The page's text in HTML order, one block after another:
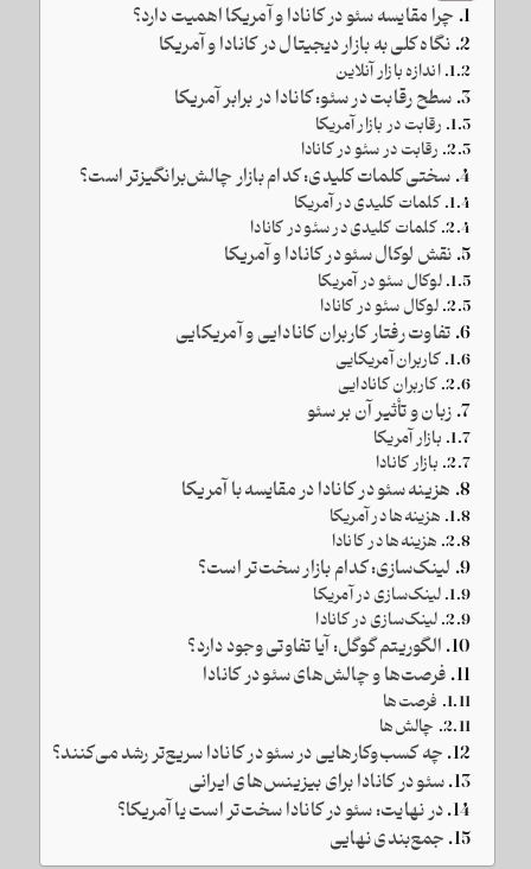
چرا مقایسه سئو در کانادا و آمریکا اهمیت دارد؟
نگاه کلی به بازار دیجیتال در کانادا و آمریکا
اندازه بازار آنلاین
سطح رقابت در سئو: کانادا در برابر آمریکا
رقابت در بازار آمریکا
رقابت در سئو در کانادا
سختی کلمات کلیدی: کدام بازار چالش‌برانگیزتر است؟
کلمات کلیدی در آمریکا
کلمات کلیدی در سئو در کانادا
نقش لوکال سئو در کانادا و آمریکا
لوکال سئو در آمریکا
لوکال سئو در کانادا
تفاوت رفتار کاربران کانادایی و آمریکایی
کاربران آمریکایی
کاربران کانادایی
زبان و تأثیر آن بر سئو
بازار آمریکا
بازار کانادا
هزینه سئو در کانادا در مقایسه با آمریکا
هزینه‌ها در آمریکا
هزینه‌ها در کانادا
لینک‌سازی: کدام بازار سخت‌تر است؟
لینک‌سازی در آمریکا
لینک‌سازی در کانادا
الگوریتم گوگل: آیا تفاوتی وجود دارد؟
فرصت‌ها و چالش‌های سئو در کانادا
فرصت‌ها
چالش‌ها
چه کسب‌وکارهایی در سئو در کانادا سریع‌تر رشد می‌کنند؟
سئو در کانادا برای بیزینس‌های ایرانی
در نهایت: سئو در کانادا سخت‌تر است یا آمریکا؟
جمع‌بندی نهایی